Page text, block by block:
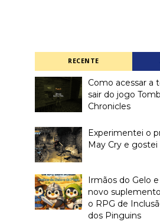
RECENTE
Como acessar a
sair do jogo
Chronicles
Experimentei o
May Cry e gostei
Irmãos do Gelo
novo
o RPG de
dos Pinguins